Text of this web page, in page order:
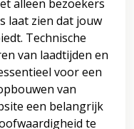
alleen bezoekers
laat zien dat jouw
Technische
van laadtijden en
voor een
van
een belangrijk
te